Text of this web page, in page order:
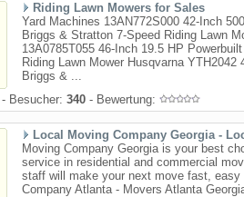
Riding Lawn Mowers for Sales
Yard Machines 13AN772S000 42-Inch
Briggs & Stratton 7-Speed Riding Lawn
13A0785T055 46-Inch 19.5 HP
Riding Lawn Mower Husqvarna YTH2042
Briggs & ...
- Besucher: 340 - Bewertung:
Local Moving Company Georgia -
Moving Company Georgia is your best
service in residential and commercial
staff will make your next move fast, easy
Company Atlanta - Movers Atlanta